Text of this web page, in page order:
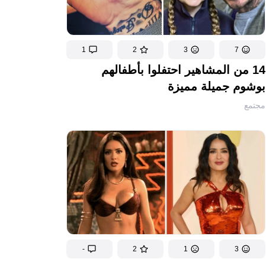
7
3
2
1
14 من المشاهير احتفلوا بأطفالهم
بوشوم جميلة مميزة
مجتمع
3
1
2
-